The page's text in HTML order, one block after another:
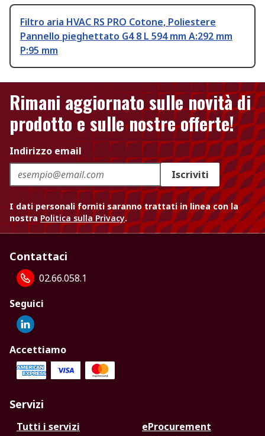
Filtro aria HVAC RS PRO Cotone, Poliestere
Pannello pieghettato G4 8 L 594 mm A:292 mm
P:95 mm
Rimani aggiornato sulle novità di
prodotto e sulle nostre offerte!
Indirizzo email
Iscriviti
I dati personali forniti saranno trattati in linea con la
nostra Politica sulla Privacy.
Contattaci
02.66.058.1
Seguici
Accettiamo
Servizi
Tutti i servizi
eProcurement